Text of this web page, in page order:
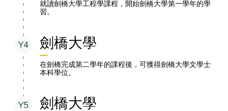
就讀劍橋大學工程學課程，開始劍橋大學第一學年的學
習。
Y4 劍橋大學
在劍橋完成第二學年的課程後，可獲得劍橋大學文學士
本科學位。
Y5 劍橋大學